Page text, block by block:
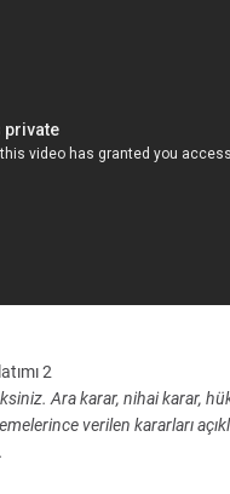
2
Ara karar, nihai karar,
verilen kararları